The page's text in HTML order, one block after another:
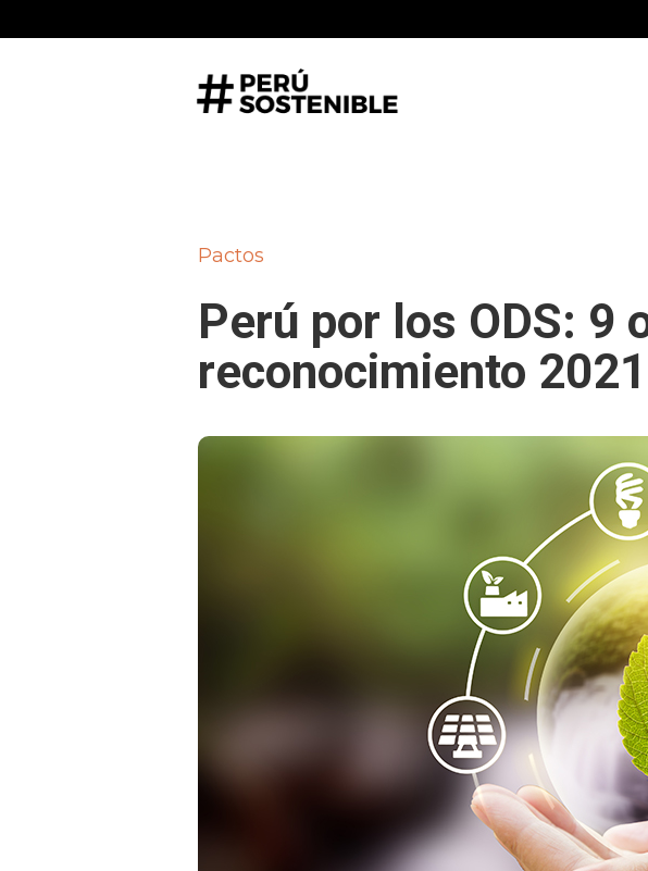
Pactos
Perú por los ODS: 9
reconocimiento 2021